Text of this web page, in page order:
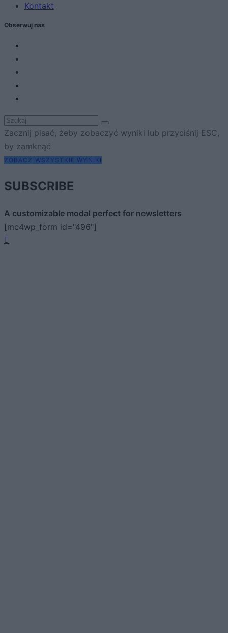
Kontakt
Obserwuj nas
Zacznij pisać, żeby zobaczyć wyniki lub przyciśnij ESC,
by zamknąć
ZOBACZ WSZYSTKIE WYNIKI
SUBSCRIBE
A customizable modal perfect for newsletters
[mc4wp_form id="496"]